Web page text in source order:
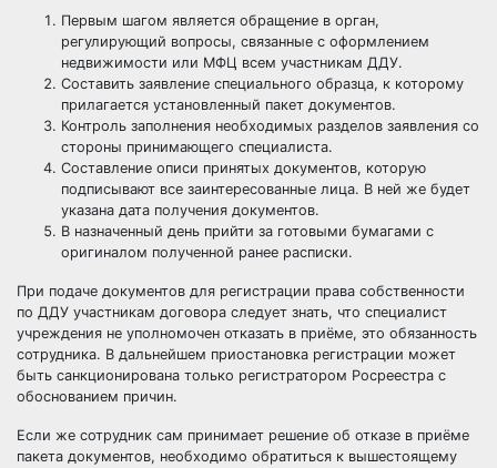
Первым шагом является обращение в орган,
регулирующий вопросы, связанные с оформлением
недвижимости или МФЦ всем участникам ДДУ.
Составить заявление специального образца, к которому
прилагается установленный пакет документов.
Контроль заполнения необходимых разделов заявления со
стороны принимающего специалиста.
Составление описи принятых документов, которую
подписывают все заинтересованные лица. В ней же будет
указана дата получения документов.
В назначенный день прийти за готовыми бумагами с
оригиналом полученной ранее расписки.
При подаче документов для регистрации права собственности
по ДДУ участникам договора следует знать, что специалист
учреждения не уполномочен отказать в приёме, это обязанность
сотрудника. В дальнейшем приостановка регистрации может
быть санкционирована только регистратором Росреестра с
обоснованием причин.
Если же сотрудник сам принимает решение об отказе в приёме
пакета документов, необходимо обратиться к вышестоящему